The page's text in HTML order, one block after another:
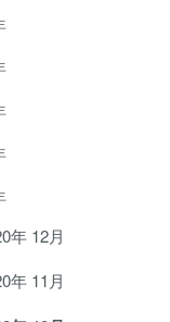
年 12月
年 11月